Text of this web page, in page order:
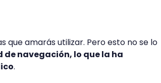
amarás utilizar. Pero esto no se lo
navegación, lo que la ha
.